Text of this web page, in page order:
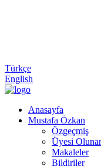
Türkçe
English
Anasayfa
Mustafa Özkan
Özgeçmiş
Üyesi
Makaleler
Bildiriler